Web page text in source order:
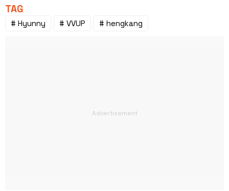
TAG
# Hyunny # VVUP # hengkang